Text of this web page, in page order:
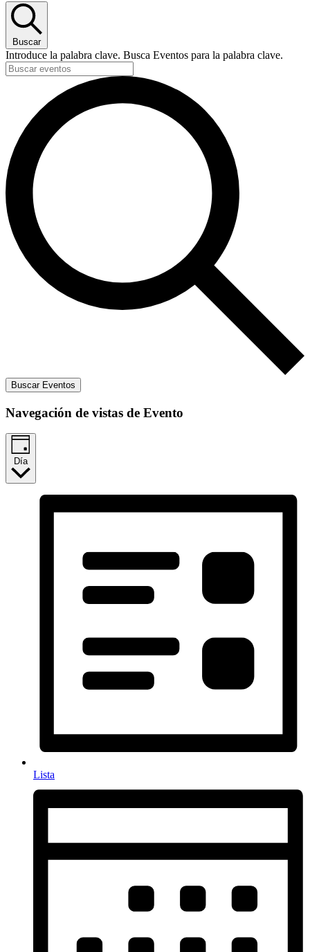
Buscar
Introduce la palabra clave. Busca Eventos para la palabra clave.
Buscar Eventos
Navegación de vistas de Evento
Día
Lista